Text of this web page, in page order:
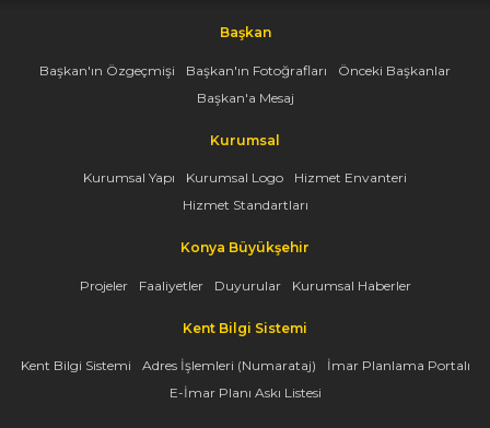
Başkan
Başkan'ın Özgeçmişi Başkan'ın Fotoğrafları
Önceki Başkanlar
Başkan'a Mesaj
Kurumsal
Kurumsal Yapı Kurumsal Logo
Hizmet Envanteri
Hizmet Standartları
Konya Büyükşehir
Projeler Faaliyetler Duyurular Kurumsal Haberler
Kent Bilgi Sistemi
Kent Bilgi Sistemi Adres İşlemleri (Numarataj)
İmar Planlama Portalı
E-İmar Planı Askı Listesi